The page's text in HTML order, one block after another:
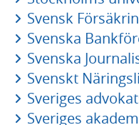
Svensk
Svenska
Svenska
Svenskt
Sveriges
Sveriges